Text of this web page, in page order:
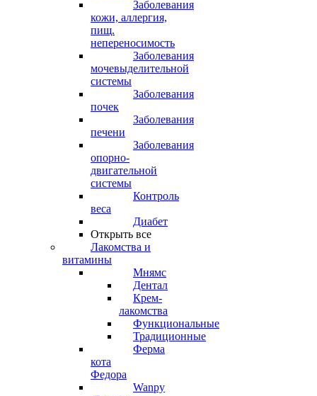
Заболевания
кожи, аллергия,
пищ.
непереносимость
Заболевания
мочевыделительной
системы
Заболевания
почек
Заболевания
печени
Заболевания
опорно-
двигательной
системы
Контроль
веса
Диабет
Открыть все
Лакомства и
витамины
Мнямс
Дентал
Крем-
лакомства
Функциональные
Традиционные
Ферма
кота
Федора
Wanpy